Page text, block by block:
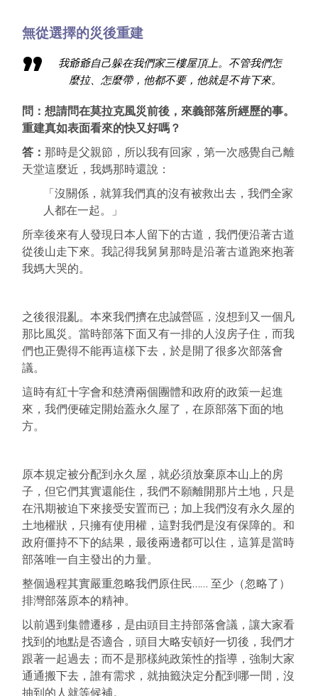
無從選擇的災後重建
我爺爺自己躲在我們家三樓屋頂上。不管我們怎
麼拉、怎麼帶，他都不要，他就是不肯下來。
問：想請問在莫拉克風災前後，來義部落所經歷的事。
重建真如表面看來的快又好嗎？
答：那時是父親節，所以我有回家，第一次感覺自己離
天堂這麼近，我媽那時還說：
「沒關係，就算我們真的沒有被救出去，我們全家
人都在一起。」
所幸後來有人發現日本人留下的古道，我們便沿著古道
從後山走下來。我記得我舅舅那時是沿著古道跑來抱著
我媽大哭的。
之後很混亂。本來我們擠在忠誠營區，沒想到又一個凡
那比風災。當時部落下面又有一排的人沒房子住，而我
們也正覺得不能再這樣下去，於是開了很多次部落會
議。
這時有紅十字會和慈濟兩個團體和政府的政策一起進
來，我們便確定開始蓋永久屋了，在原部落下面的地
方。
原本規定被分配到永久屋，就必須放棄原本山上的房
子，但它們其實還能住，我們不願離開那片土地，只是
在汛期被迫下來接受安置而已；加上我們沒有永久屋的
土地權狀，只擁有使用權，這對我們是沒有保障的。和
政府僵持不下的結果，最後兩邊都可以住，這算是當時
部落唯一自主發出的力量。
整個過程其實嚴重忽略我們原住民…… 至少（忽略了）
排灣部落原本的精神。
以前遇到集體遷移，是由頭目主持部落會議，讓大家看
找到的地點是否適合，頭目大略安頓好一切後，我們才
跟著一起過去；而不是那樣純政策性的指導，強制大家
通通搬下去，誰有需求，就抽籤決定分配到哪一間，沒
抽到的人就等候補。